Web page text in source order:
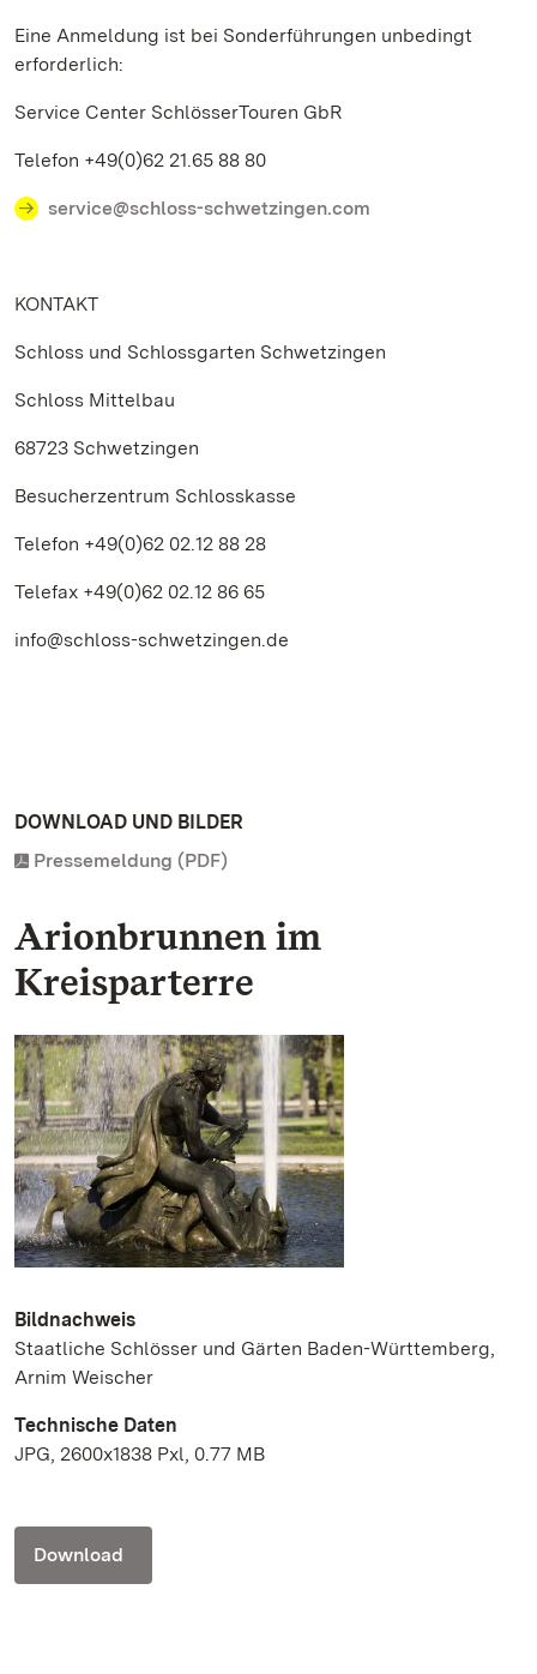
Eine Anmeldung ist bei Sonderführungen unbedingt
erforderlich:
Service Center SchlösserTouren GbR
Telefon +49(0)62 21.65 88 80
service@schloss-schwetzingen.com
KONTAKT
Schloss und Schlossgarten Schwetzingen
Schloss Mittelbau
68723 Schwetzingen
Besucherzentrum Schlosskasse
Telefon +49(0)62 02.12 88 28
Telefax +49(0)62 02.12 86 65
info@schloss-schwetzingen.de
DOWNLOAD UND BILDER
Pressemeldung (PDF)
Arionbrunnen im
Kreisparterre
Bildnachweis
Staatliche Schlösser und Gärten Baden-Württemberg,
Arnim Weischer
Technische Daten
JPG, 2600x1838 Pxl, 0.77 MB
Download